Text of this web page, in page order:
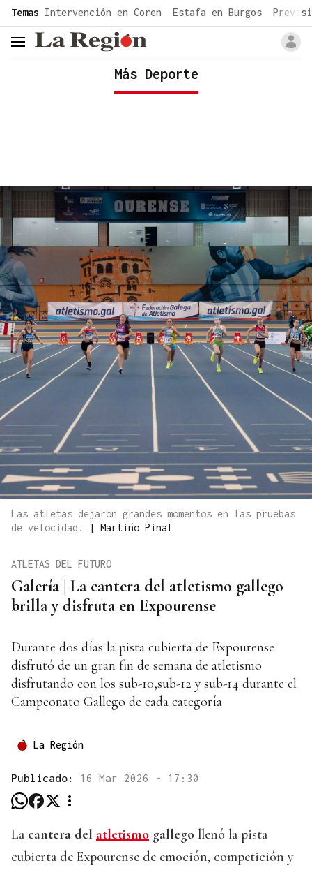
common.go-to-content
Temas Intervención en Coren Estafa en Burgos
header.menu.open
Más Deporte
Las atletas dejaron grandes momentos en las pruebas
de velocidad.
| Martiño Pinal
Galería | La cantera del atletismo gallego
brilla y disfruta en Expourense
ATLETAS DEL FUTURO
Durante dos días la pista cubierta de Expourense
disfrutó de un gran fin de semana de atletismo
disfrutando con los sub-10,sub-12 y sub-14 durante el
Campeonato Gallego de cada categoría
La Región
Publicado: 16 Mar 2026 - 17:30
La cantera del atletismo gallego llenó la pista
cubierta de Expourense de emoción, competición y